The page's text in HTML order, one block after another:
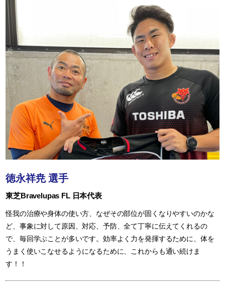
徳永祥尭 選手
東芝Bravelupas FL 日本代表
怪我の治療や身体の使い方、なぜその部位が固くなりやすいのかな
ど、事象に対して原因、対応、予防、全て丁寧に伝えてくれるの
で、毎回学ぶことが多いです。効率よく力を発揮するために、体を
うまく使いこなせるようになるために、これからも通い続けま
す！！